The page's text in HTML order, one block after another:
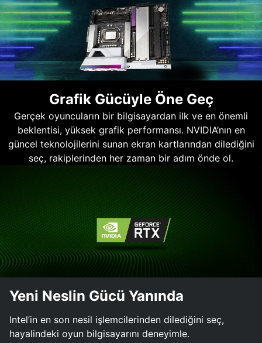
Grafik Gücüyle Öne Geç
Gerçek oyuncuların bir bilgisayardan ilk ve en önemli
beklentisi, yüksek grafik performansı. NVIDIA’nın en
güncel teknolojilerini sunan ekran kartlarından dilediğini
seç, rakiplerinden her zaman bir adım önde ol.
Yeni Neslin Gücü Yanında
Intel’in en son nesil işlemcilerinden dilediğini seç,
hayalindeki oyun bilgisayarını deneyimle.